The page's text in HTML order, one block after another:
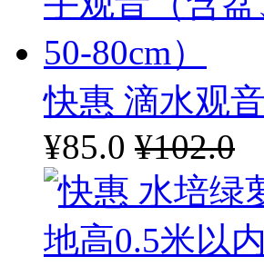
快惠 滴水观
¥85.0 ¥102.0